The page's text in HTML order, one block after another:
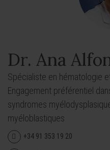
Dr. Ana
Spécialiste en hématologie
Engagement préférentiel
syndromes
myéloblastiques
+34 91 353 19 20